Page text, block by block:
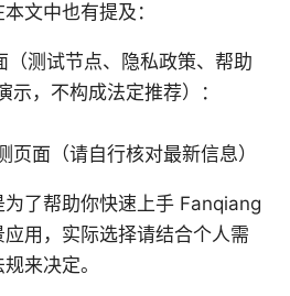
文中也有提及：
测试节点、隐私政策、帮助
示，不构成法定推荐）：
页面（请自行核对最新信息）
了帮助你快速上手 Fanqiang
用，实际选择请结合个人需
来决定。